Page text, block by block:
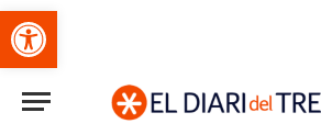
Obre la barra d'eines